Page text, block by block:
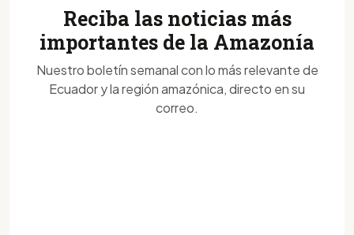
Reciba las noticias más
importantes de la Amazonía
Nuestro boletín semanal con lo más relevante de
Ecuador y la región amazónica, directo en su
correo.